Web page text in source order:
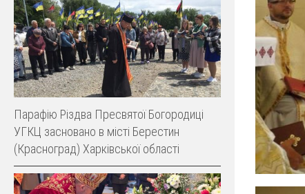
Парафію Різдва Пресвятої Богородиці
УГКЦ засновано в місті Берестин
(Красноград) Харківської області